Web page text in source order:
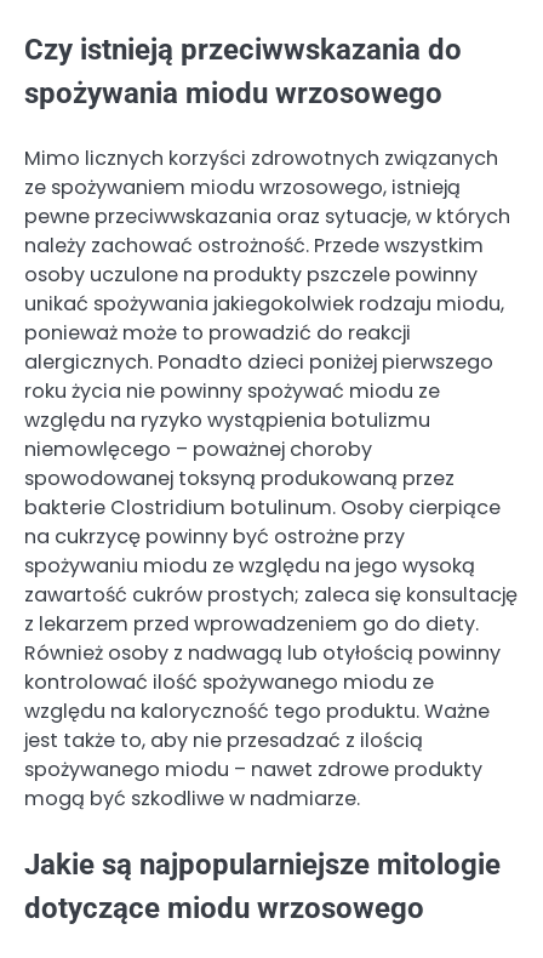
Czy istnieją przeciwwskazania do
spożywania miodu wrzosowego
Mimo licznych korzyści zdrowotnych związanych
ze spożywaniem miodu wrzosowego, istnieją
pewne przeciwwskazania oraz sytuacje, w których
należy zachować ostrożność. Przede wszystkim
osoby uczulone na produkty pszczele powinny
unikać spożywania jakiegokolwiek rodzaju miodu,
ponieważ może to prowadzić do reakcji
alergicznych. Ponadto dzieci poniżej pierwszego
roku życia nie powinny spożywać miodu ze
względu na ryzyko wystąpienia botulizmu
niemowlęcego – poważnej choroby
spowodowanej toksyną produkowaną przez
bakterie Clostridium botulinum. Osoby cierpiące
na cukrzycę powinny być ostrożne przy
spożywaniu miodu ze względu na jego wysoką
zawartość cukrów prostych; zaleca się konsultację
z lekarzem przed wprowadzeniem go do diety.
Również osoby z nadwagą lub otyłością powinny
kontrolować ilość spożywanego miodu ze
względu na kaloryczność tego produktu. Ważne
jest także to, aby nie przesadzać z ilością
spożywanego miodu – nawet zdrowe produkty
mogą być szkodliwe w nadmiarze.
Jakie są najpopularniejsze mitologie
dotyczące miodu wrzosowego